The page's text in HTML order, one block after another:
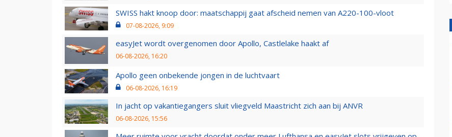
SWISS hakt knoop door: maatschappij gaat afscheid nemen van A220-100-vloot
07-08-2026, 9:09
easyJet wordt overgenomen door Apollo, Castlelake haakt af
06-08-2026, 16:20
Apollo geen onbekende jongen in de luchtvaart
06-08-2026, 16:19
In jacht op vakantiegangers sluit vliegveld Maastricht zich aan bij ANVR
06-08-2026, 15:56